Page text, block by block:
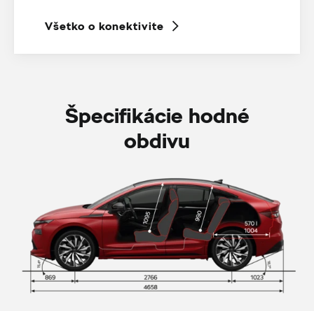
Všetko o konektivite
Špecifikácie hodné
obdivu